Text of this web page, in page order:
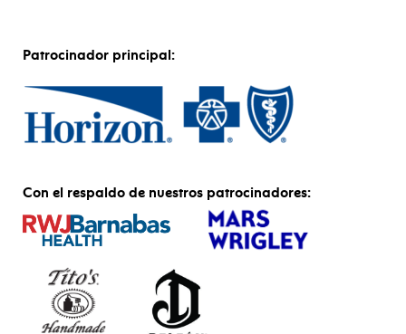
Patrocinador principal:
Con el respaldo de nuestros patrocinadores: